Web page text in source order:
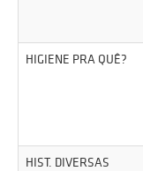
HIGIENE PRA QUÊ?
HIST. DIVERSAS